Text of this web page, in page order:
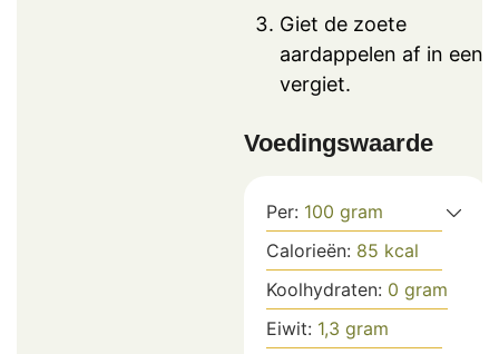
Giet de zoete
aardappelen af in een
vergiet.
Voedingswaarde
Per: 100 gram
Calorieën: 85 kcal
Koolhydraten: 0 gram
Eiwit: 1,3 gram